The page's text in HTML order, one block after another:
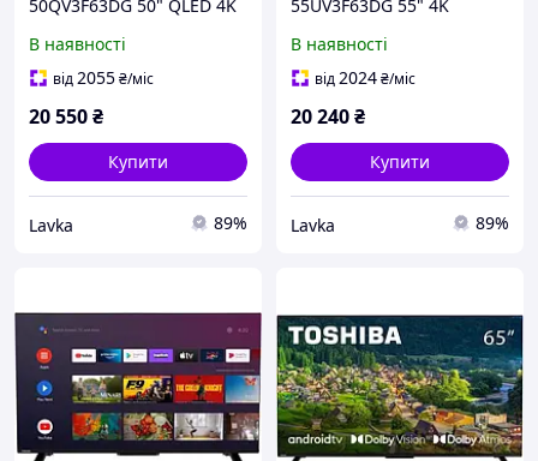
50QV3F63DG 50" QLED 4K
В наявності
від2055₴/міс
20 550₴
Купити
Lavka 89%
55UV3F63DG 55" 4K
В наявності
від2024₴/міс
20 240₴
Купити
Lavka 89%